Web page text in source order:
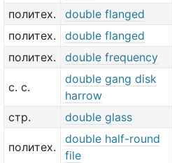
политех.
double flanged
политех.
double flanged
политех.
double frequency
с. с.
double gang disk
harrow
стр. double glass
политех.
double half-round
file